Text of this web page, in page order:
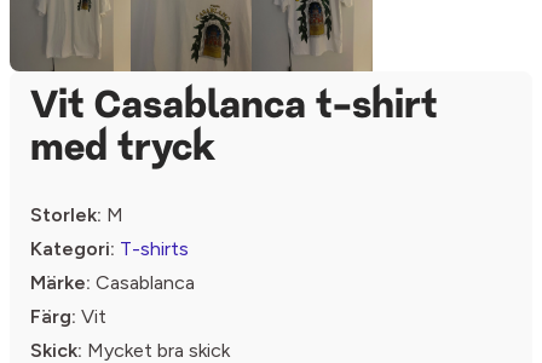
Vit Casablanca t-shirt
med tryck
Storlek: M
Kategori: T-shirts
Märke: Casablanca
Färg: Vit
Skick: Mycket bra skick